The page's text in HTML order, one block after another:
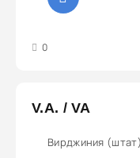
0
V.A. / VA
Вирджиния